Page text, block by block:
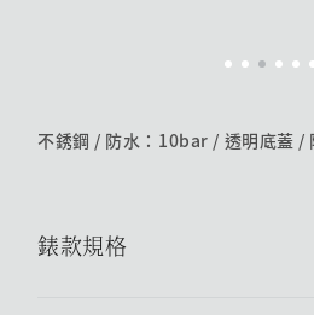
不銹鋼 / 防水：10bar / 透明底蓋 /​
錶款規格